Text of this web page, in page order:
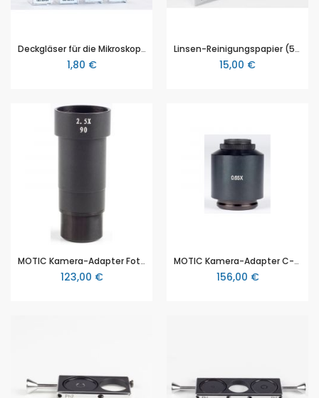
Deckgläser für die Mikroskopie, aus Klarglas, schlierenfrei, 100 Stück, viereckig, 22x22mm
1,80 €
Linsen-Reinigungspapier (500er Pack)
15,00 €
MOTIC Kamera-Adapter Fotookular 2,5x für SLR (ohne Fotoadapter)
123,00 €
MOTIC Kamera-Adapter C-Mount Kamera Adapter 0.65x für 2/3"
156,00 €